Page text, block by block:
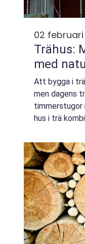
02
Trähus:
med
Att bygga i
men dagens
timmerstugor
hus i trä